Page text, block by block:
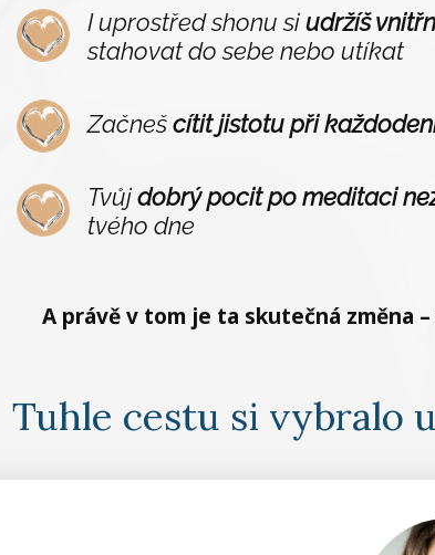
I uprostřed shonu siudržíš
stahovat do sebe nebo utíkat
Začnešcítit jistotu při
Tvůjdobrý pocit po meditaci
tvého dne
A právě v tom je ta skutečná změna
Tuhle cestu si vybralo